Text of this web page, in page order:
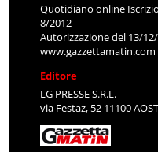
Quotidiano online
8/2012
Autorizzazione del 13/
www.gazzettamatin.com
Editore
LG PRESSE S.R.L.
via Festaz, 52 11100